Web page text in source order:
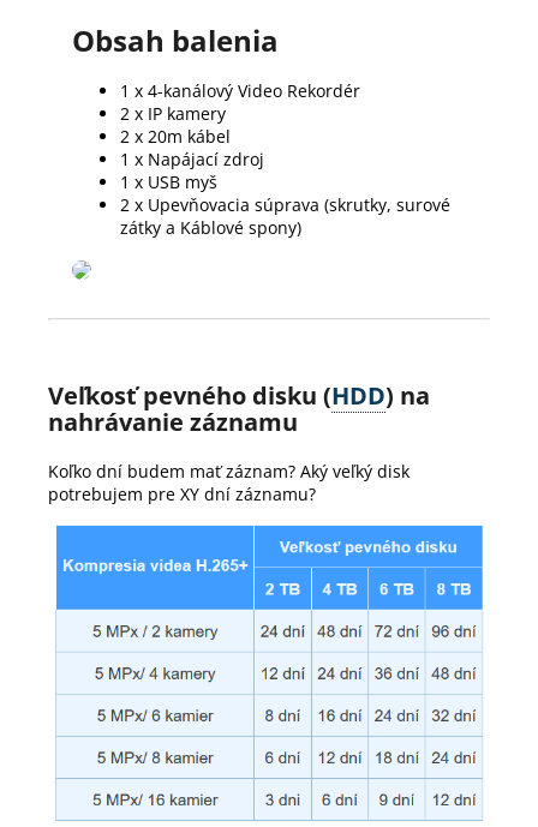
Obsah balenia
1 x 4-kanálový Video Rekordér
2 x IP kamery
2 x 20m kábel
1 x Napájací zdroj
1 x USB myš
2 x Upevňovacia súprava (skrutky, surové
zátky a Káblové spony)
Veľkosť pevného disku (HDD) na
nahrávanie záznamu
Koľko dní budem mať záznam? Aký veľký disk
potrebujem pre XY dní záznamu?